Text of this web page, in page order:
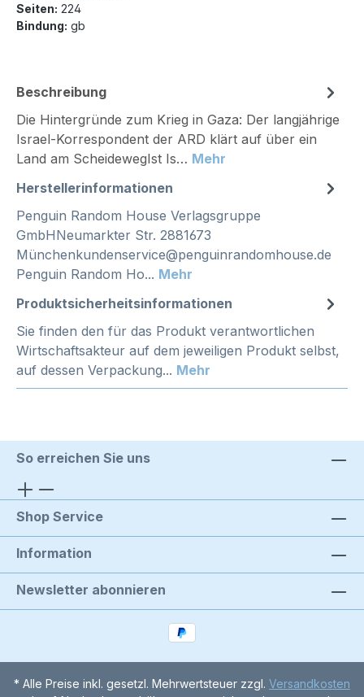
Seiten: 224
Bindung: gb
Beschreibung
Die Hintergründe zum Krieg in Gaza: Der langjährige
Israel-Korrespondent der ARD klärt auf über ein
Land am ScheidewegIst Is… Mehr
Herstellerinformationen
Penguin Random House Verlagsgruppe
GmbHNeumarkter Str. 2881673
Münchenkundenservice@penguinrandomhouse.de
Penguin Random Ho... Mehr
Produktsicherheitsinformationen
Sie finden den für das Produkt verantwortlichen
Wirtschaftsakteur auf dem jeweiligen Produkt selbst,
auf dessen Verpackung... Mehr
So erreichen Sie uns
Shop Service
Information
Newsletter abonnieren
* Alle Preise inkl. gesetzl. Mehrwertsteuer zzgl. Versandkosten